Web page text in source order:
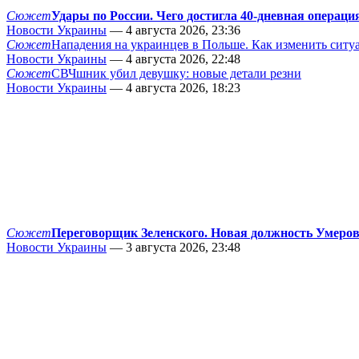
СюжетУдары по России. Чего достигла 40-дневная
Новости Украины — 4 августа 2026, 23:36
СюжетНападения на украинцев в Польше. Как изменить
Новости Украины — 4 августа 2026, 22:48
СюжетСВЧшник убил девушку: новые детали резни
Новости Украины — 4 августа 2026, 18:23
СюжетПереговорщик Зеленского. Новая должность
Новости Украины — 3 августа 2026, 23:48